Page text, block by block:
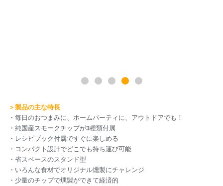
＞製品の主な特長
・毎日のおつまみに、ホームパーティに、アウトドアでも！
・純国産スモークチップが3種類付属
・レシピブック付属ですぐに楽しめる
・コンパクト設計でどこでも持ち運び可能
・省スペースのスタンド型
・いろんな食材でオリジナル燻製にチャレンジ
・少量のチップで燻製ができて経済的